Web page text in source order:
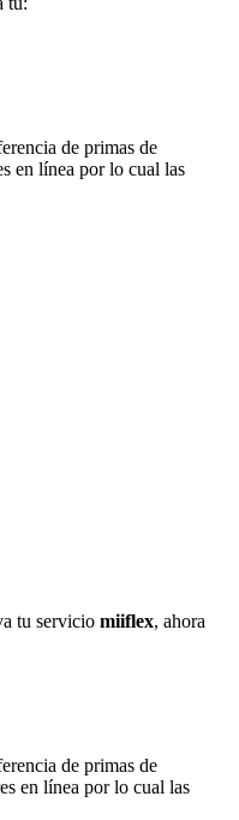
de primas de
en línea por lo cual las
tu servicio miiflex, ahora
de primas de
en línea por lo cual las